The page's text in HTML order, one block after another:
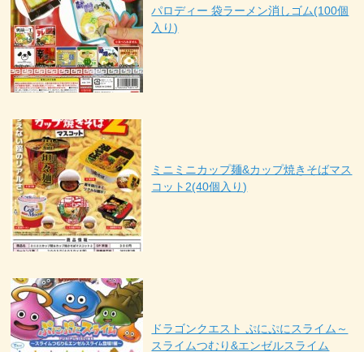
パロディー 袋ラーメン消しゴム(100個
入り)
ミニミニカップ麺&カップ焼きそばマス
コット2(40個入り)
ドラゴンクエスト ぷにぷにスライム～
スライムつむり&エンゼルスライム